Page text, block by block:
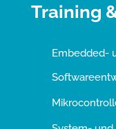
Training
Embedded-